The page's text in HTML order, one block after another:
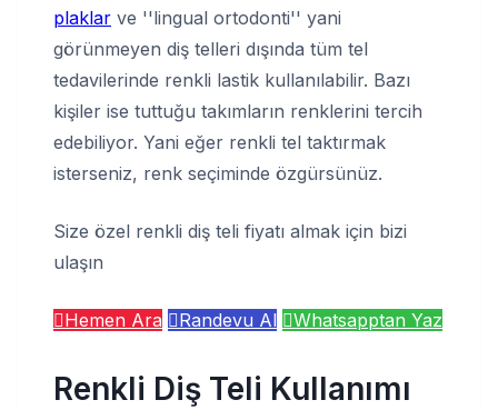
plaklar ve ''lingual ortodonti'' yani
görünmeyen diş telleri dışında tüm tel
tedavilerinde renkli lastik kullanılabilir. Bazı
kişiler ise tuttuğu takımların renklerini tercih
edebiliyor. Yani eğer renkli tel taktırmak
isterseniz, renk seçiminde özgürsünüz.
Size özel renkli diş teli fiyatı almak için bizi
ulaşın
Hemen Ara Randevu Al Whatsapptan Yaz
Renkli Diş Teli Kullanımı